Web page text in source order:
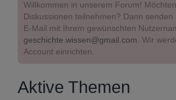
Willkommen in unserem Forum!
Diskussionen teilnehmen? Dann senden
E-Mail mit Ihrem gewünschten
geschichte.wissen@gmail.com. Wir
Account einrichten.
Aktive Themen